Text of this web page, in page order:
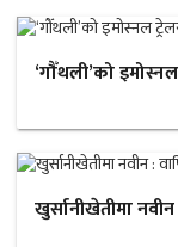
‘गौँथली’को
खुर्सानीखेतीमा